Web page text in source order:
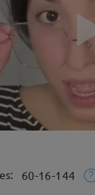
60-16-144